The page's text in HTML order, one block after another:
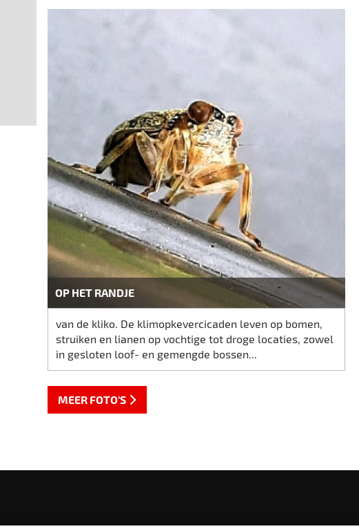
OP HET RANDJE
van de kliko. De klimopkevercicaden leven op bomen,
struiken en lianen op vochtige tot droge locaties, zowel
in gesloten loof- en gemengde bossen...
MEER FOTO'S